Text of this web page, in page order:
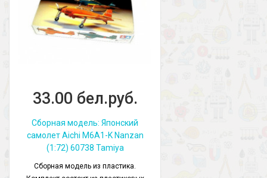
33.00 бел.руб.
Сборная модель: Японский
самолет Aichi M6A1-K Nanzan
(1:72) 60738 Tamiya
Сборная модель из пластика.